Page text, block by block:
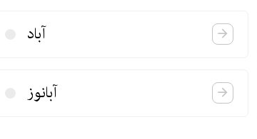
آباد
آبانوز